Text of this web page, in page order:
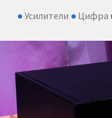
Усилители Цифра